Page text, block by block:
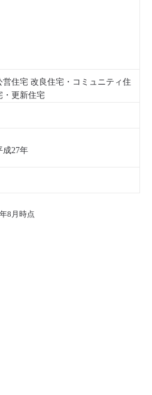
営住宅 改良住宅・コミュニティ住
・更新住宅
成27年
8月時点